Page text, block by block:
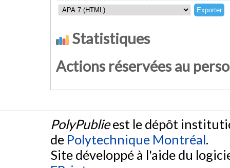
Statistiques
Actions réservées au
PolyPublieest le dépôt
de Polytechnique Montréal.
Site développé à l'aide du